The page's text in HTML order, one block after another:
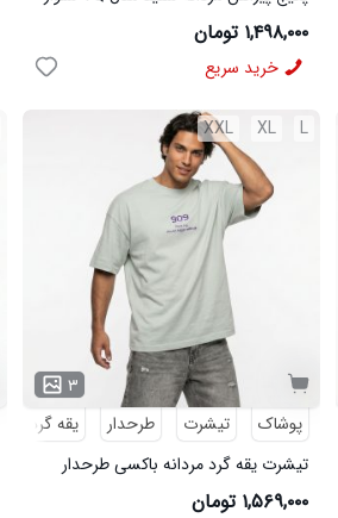
مردانه مشکی مدل MOBIN
۱,۴۹۸,۰۰۰ تومان
خرید سریع
L
XL
XXL
۳
پوشاک
تیشرت طرحدار
یقه گرد
تیشرت یقه گرد مردانه باکسی طرحدار
پنبه دو رو سبز روشن مدل 50896
۱,۵۶۹,۰۰۰ تومان